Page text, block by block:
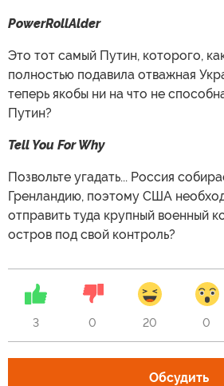
PowerRollAlder
Это тот самый Путин, которого,
полностью подавила отважная
теперь якобы ни на что не
Путин?
Tell You For Why
Позвольте угадать... Россия
Гренландию, поэтому США
отправить туда крупный военный
остров под свой контроль?
3 0 20 0
Обсудить